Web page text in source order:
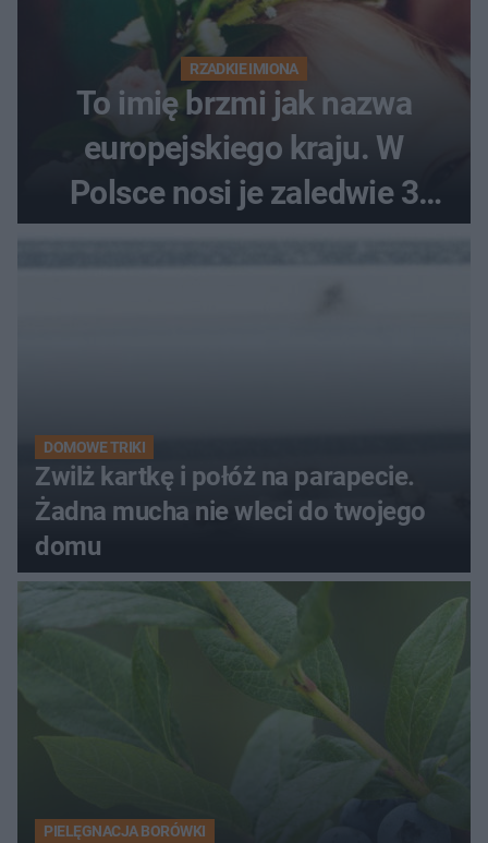
RZADKIE IMIONA
To imię brzmi jak nazwa
europejskiego kraju. W
Polsce nosi je zaledwie 3
kobiety
DOMOWE TRIKI
Zwilż kartkę i połóż na parapecie.
Żadna mucha nie wleci do twojego
domu
PIELĘGNACJA BORÓWKI